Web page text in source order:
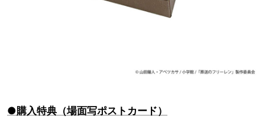
●購入特典（場面写ポストカード）